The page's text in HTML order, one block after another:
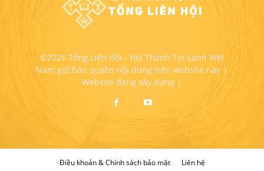
©2026 Tổng Liên Hội - Hội Thánh Tin Lành Việt
Nam giữ bản quyền nội dung trên website này |
Website đang xây dựng |
Điều khoản & Chính sách bảo mật Liên hệ